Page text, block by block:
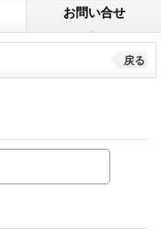
お問い合せ
戻る